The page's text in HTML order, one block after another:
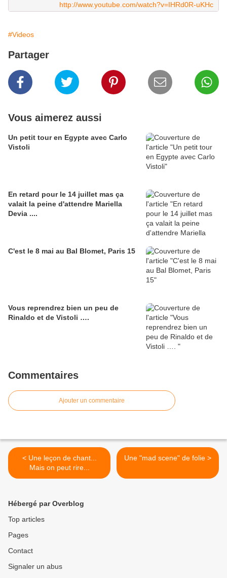
http://www.youtube.com/watch?v=IHRd0R-uKHc
#Videos
Partager
Vous aimerez aussi
Un petit tour en Egypte avec Carlo
Vistoli
En retard pour le 14 juillet mas ça
valait la peine d'attendre Mariella
Devia ....
C'est le 8 mai au Bal Blomet, Paris 15
Vous reprendrez bien un peu de
Rinaldo et de Vistoli ….
Commentaires
Ajouter un commentaire
< Une leçon de chant...
Mais on peut rire...
Une "mad scene" de folie >
Hébergé par Overblog
Top articles
Pages
Contact
Signaler un abus